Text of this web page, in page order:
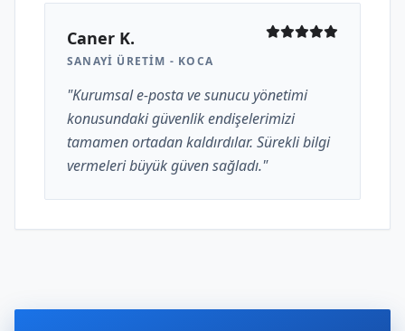
Caner K.
SANAYI ÜRETIM - KOCA
"Kurumsal e-posta ve sunucu yönetimi
konusundaki güvenlik endişelerimizi
tamamen ortadan kaldırdılar. Sürekli bilgi
vermeleri büyük güven sağladı."